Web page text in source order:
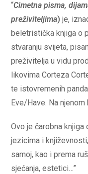
“Cimetna pisma,
preživiteljima) je,
beletristička knjiga o
stvaranju svijeta,
preživitelja u vidu
likovima Corteza
te istovremenih
Eve/Have. Na
Ovo je čarobna knjiga
jezicima i
samoj, kao i prema
sjećanja, estetici…”